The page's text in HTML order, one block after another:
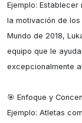
Ejemplo:
la motivación de
Mundo de 2018,
equipo que le
excepcionalmente
🎯 Enfoque y
Ejemplo: Atletas